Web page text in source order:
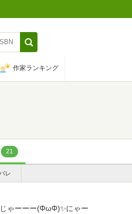
作家ランキング
21
レ
ゃーーー(ΦωΦ)✨️にゃー